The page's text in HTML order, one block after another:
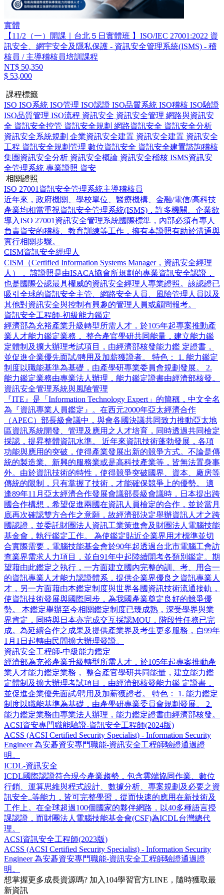
實體
【11/2（一）開課｜台北５日實體班 】ISO/IEC 27001:2022 資
訊安全、網宇安全及隱私保護 - 資訊安全管理系統(ISMS) - 稽
核員 / 主導稽核員培訓課程
NT$ 50,350
$ 53,000
課程標籤
ISO ISO系統 ISO管理 ISO認證 ISO品質系統 ISO稽核 ISO驗證
ISO品質管理 ISO流程 資訊安全 資訊安全管理 網路與資訊安
全 資訊安全控管 資訊安全規劃 網路資訊安全 資訊安全分析
資訊安全系統規劃 企業資訊安全建置 資訊安全建置 資訊安全
工程 資訊安全規劃管理 數位資訊安全 資訊安全建置諮詢稽核
集團資訊安全分析 資訊安全概論 資訊安全稽核 ISMS資訊安
全管理系統 專業證照 資安
相關證照
ISO 27001資訊安全管理系統主導稽核員
近年來，政府機關、學校單位、醫療機構、金融/電信/高科技
產業均相當重視資訊安全管理系統(ISMS)，許多機關、企業欲
導入ISO 27001資訊安全管理系統國際標準，內部必須有專人
負責資安的稽核、教育訓練等工作，擁有本證照有助於溝通與
實行相關步驟。
CISM資訊安全經理人
CISM（Certified Information Systems Manager，資訊安全經理
人）， 該證照是由ISACA協會所規劃的專業資訊安全認證，
也是國際公認最具權威的資訊安全經理人專業證照。該認證已
吸引全球的資訊安全主管、網路安全人員、風險管理人員以及
其他對資訊安全與控制有興趣的管理人員或顧問報考。
資訊安全工程師-初級能力鑑定
經濟部為充裕產業升級轉型所需人才，於105年起專案推動產
業人才能力鑑定業務， 整合產官學研共同能量，建立能力鑑
定體制及擴大辦理考試項目，由經濟部核發能力鑑 定證書，
並促進企業優先面試/聘用及加薪獲證者。 特色： 1. 能力鑑定
制度以職能基準為基礎，由產學研專業委員會規劃發展。 2.
能力鑑定業務由專業法人辦理，能力鑑定證書由經濟部核發。
資訊安全管理系統與風險管理
『ITE』是「Information Technology Expert」的簡稱，中文全名
為『資訊專業人員鑑定』。在西元2000年亞太經濟合作
（APEC）部長級會議中，與會各國決議共同致力推動亞太地
區資訊系統開發、管理及應用之人才培育，同時透過共同檢定
採認，提昇整體資訊水準。 近年來資訊技術蓬勃發展，各項
功能與應用的突破，使得產業發展出新的競爭方式。不論是傳
統的製造業、新興的服務業或是高科技產業等，皆無法置身事
外。由於資訊技術的特性，使得競爭突破國界、資本、廠房等
傳統的限制，只有掌握了技術，才能確保競爭上的優勢。 適
逢89年11月亞太經濟合作發展會議部長級會議時，日本提出跨
國合作構想，希望促進兩國在資訊人員檢定的合作，並於當月
底再次確認雙方合作之意願，故經濟部決定舉辦資訊人才之跨
國認證，並委託財團法人資訊工業策進會及財團法人電腦技能
基金會，執行鑑定工作。 為使鑑定貼近企業界用才標準並切
合實際需要，電腦技能基金會於90年起透過台北市電腦工會訪
查業界需求人力項目，並自91年中起陸續開考各類別鑑定。期
望藉由此鑑定之執行，一方面建立國內完整的訓、考、用合一
的資訊專業人才能力認證體系，提供企業界優良之資訊專業人
才，另一方面藉由本鑑定制度與世界各國資訊技術流通接軌，
使資訊技術發展與國際同步，為我國產業奠定良好的競爭優
勢。 本鑑定舉辦至今相關鑑定制度已臻成熟，深受學界與業
界肯定，同時與日本亦完成交互採認MOU，階段性任務已完
成。為延續合作之成果及提供產業界及考生更多服務，自99年
1月1日起轉由民間擴大辦理發證。
資訊安全工程師-中級能力鑑定
經濟部為充裕產業升級轉型所需人才，於105年起專案推動產
業人才能力鑑定業務， 整合產官學研共同能量，建立能力鑑
定體制及擴大辦理考試項目，由經濟部核發能力鑑 定證書，
並促進企業優先面試/聘用及加薪獲證者。 特色： 1. 能力鑑定
制度以職能基準為基礎，由產學研專業委員會規劃發展。 2.
能力鑑定業務由專業法人辦理，能力鑑定證書由經濟部核發。
ACSI資安專門職能驗證-資訊安全工程師(2024版)
ACSS (ACSI Certified Security Specialist) - Information Security
Engineer 為安碁資安專門職能-資訊安全工程師驗證通過證
明。
ICDL-資訊安全
ICDL國際認證符合現今產業趨勢，包含雲端協同作業、數位
行銷、運算思維與程式設計、數據分析、專案規劃及必要之資
訊安全..等能力，皆可完整學習，從而快速的應用在新技術及
工作上。在全球超過100個國家的夥伴網路，以40多種語言授
課認證，而財團法人電腦技能基金會(CSF)為ICDL台灣總代
理。
ACSI資訊安全工程師(2023版)
ACSS (ACSI Certified Security Specialist) - Information Security
Engineer 為安碁資安專門職能-資訊安全工程師驗證通過證
明。
想掌握更多成長資源嗎? 加入104學習官方LINE，隨時獲取最
新資訊